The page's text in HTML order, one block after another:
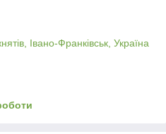
Івано-Франківськ, Україна